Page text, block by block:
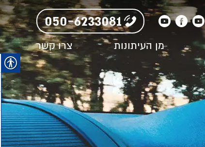
050-6233081
מן העיתונות צרו קשר